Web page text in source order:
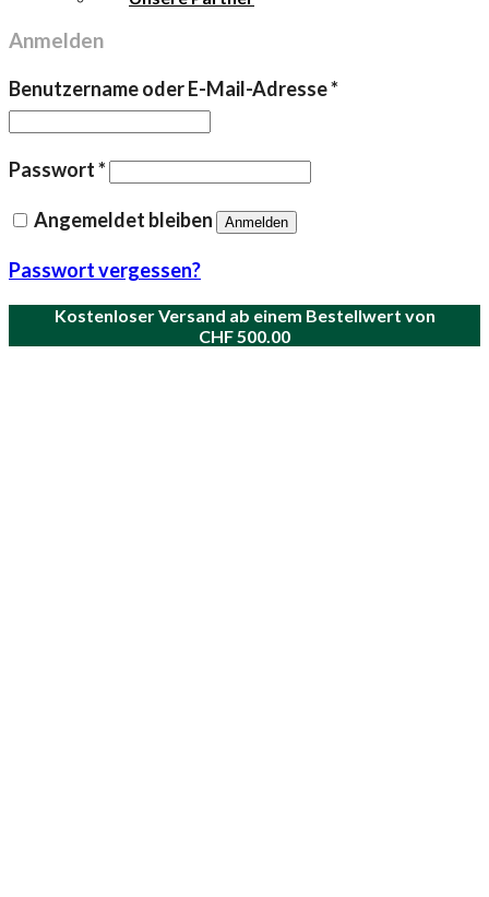
Anmelden
Benutzername oder E-Mail-Adresse*
Passwort*Erforderlich
Angemeldet bleiben Anmelden
Passwort vergessen?
Kostenloser Versand ab einem Bestellwert von
CHF 500.00